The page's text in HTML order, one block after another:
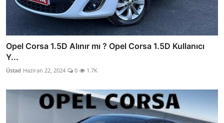
Opel Corsa 1.5D Alınır mı ? Opel Corsa 1.5D Kullanıcı
Y...
Üstad Haziran 22, 2024 0 1.7K